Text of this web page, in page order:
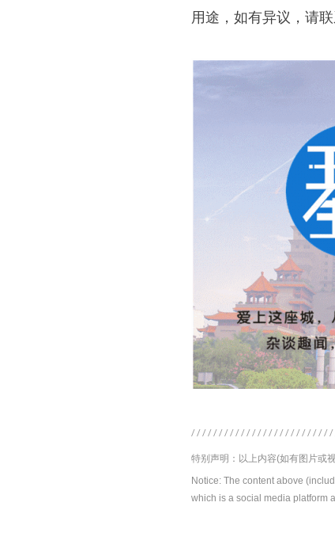
用途，如有异议，请联
特别声明：以上内容(如有图片或
Notice: The content above
which is a social media platform